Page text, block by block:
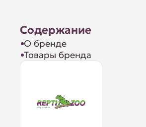
Содержание
О бренде
Товары бренда